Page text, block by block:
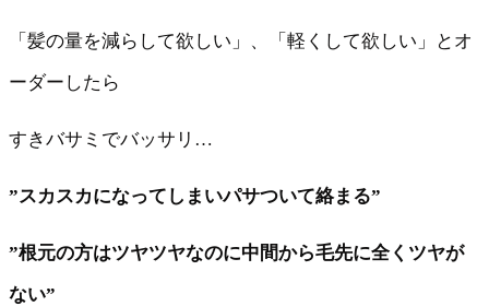
「髪の量を減らして欲しい」、「軽くして欲しい」とオ
ーダーしたら
すきバサミでバッサリ…
”スカスカになってしまいパサついて絡まる”
”根元の方はツヤツヤなのに中間から毛先に全くツヤが
ない”